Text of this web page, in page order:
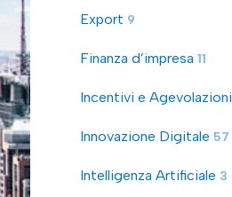
Export 9
Finanza d’impresa 11
Incentivi e Agevolazioni
Innovazione Digitale 57
Intelligenza Artificiale 3